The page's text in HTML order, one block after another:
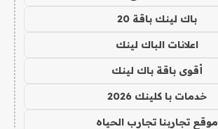
باك لينك باقة 20
اعلانات الباك لينك
أقوى باقة باك لينك
خدمات با كلينك 2026
موقع تجاربنا تجارب الحياه